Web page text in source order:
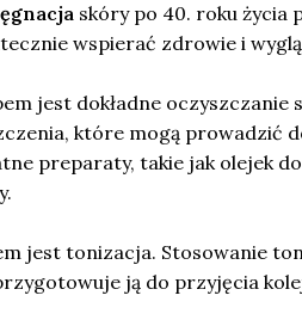
skóry po 40. roku życia
wspierać zdrowie i
jest dokładne oczyszczanie
które mogą prowadzić
preparaty, takie jak olejek
jest tonizacja. Stosowanie
ją do przyjęcia